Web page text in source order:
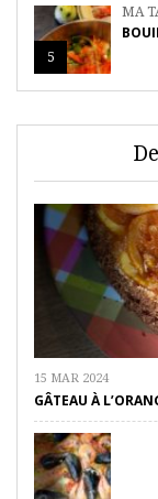
5
MA
15 MAR 2024
GÂTEAU À